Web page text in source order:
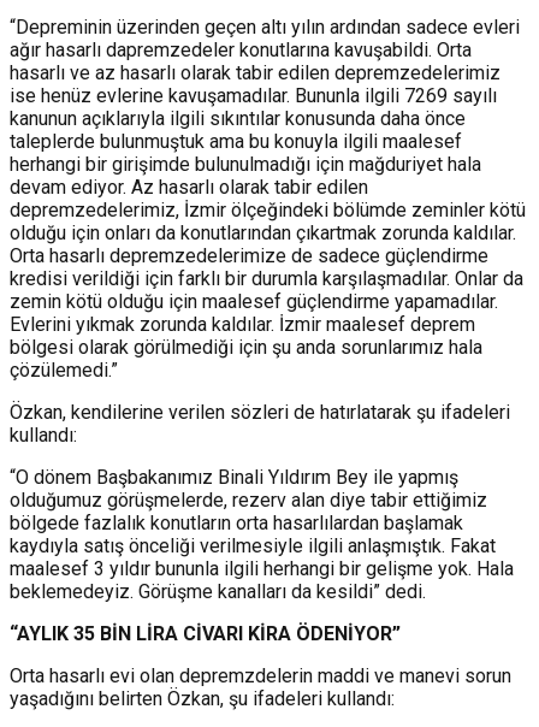
“Depreminin üzerinden geçen altı yılın ardından sadece evleri
ağır hasarlı dapremzedeler konutlarına kavuşabildi. Orta
hasarlı ve az hasarlı olarak tabir edilen depremzedelerimiz
ise henüz evlerine kavuşamadılar. Bununla ilgili 7269 sayılı
kanunun açıklarıyla ilgili sıkıntılar konusunda daha önce
taleplerde bulunmuştuk ama bu konuyla ilgili maalesef
herhangi bir girişimde bulunulmadığı için mağduriyet hala
devam ediyor. Az hasarlı olarak tabir edilen
depremzedelerimiz, İzmir ölçeğindeki bölümde zeminler kötü
olduğu için onları da konutlarından çıkartmak zorunda kaldılar.
Orta hasarlı depremzedelerimize de sadece güçlendirme
kredisi verildiği için farklı bir durumla karşılaşmadılar. Onlar da
zemin kötü olduğu için maalesef güçlendirme yapamadılar.
Evlerini yıkmak zorunda kaldılar. İzmir maalesef deprem
bölgesi olarak görülmediği için şu anda sorunlarımız hala
çözülemedi.”
Özkan, kendilerine verilen sözleri de hatırlatarak şu ifadeleri
kullandı:
“O dönem Başbakanımız Binali Yıldırım Bey ile yapmış
olduğumuz görüşmelerde, rezerv alan diye tabir ettiğimiz
bölgede fazlalık konutların orta hasarlılardan başlamak
kaydıyla satış önceliği verilmesiyle ilgili anlaşmıştık. Fakat
maalesef 3 yıldır bununla ilgili herhangi bir gelişme yok. Hala
beklemedeyiz. Görüşme kanalları da kesildi” dedi.
“AYLIK 35 BİN LİRA CİVARI KİRA ÖDENİYOR”
Orta hasarlı evi olan depremzdelerin maddi ve manevi sorun
yaşadığını belirten Özkan, şu ifadeleri kullandı: